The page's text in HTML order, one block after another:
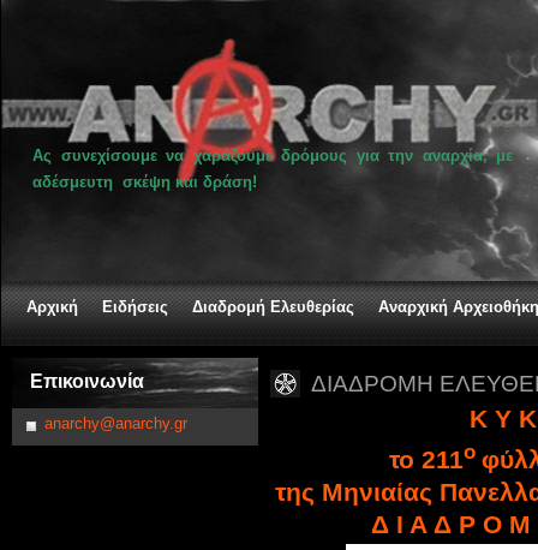
Ας συνεχίσουμε να χαράζουμε δρόμους για την αναρχία, με
αδέσμευτη σκέψη και δράση!
Αρχική Ειδήσεις Διαδρομή Ελευθερίας Αναρχική Αρχειοθήκη
Επικοινωνία
anarchy@anarchy.gr
ΔΙΑΔΡΟΜΗ
Κ Υ
το 211ο
της Μηνιαίας
Δ Ι Α Δ Ρ Ο